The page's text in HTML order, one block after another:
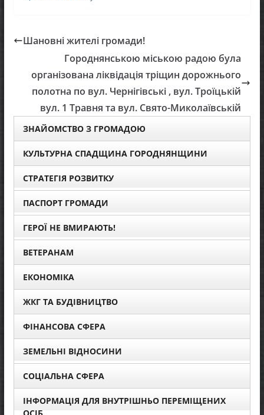
Шановні жителі громади!
Городнянською міською радою була
організована ліквідація тріщин дорожнього
полотна по вул. Чернігівські , вул. Троїцькій
вул. 1 Травня та вул. Свято-Миколаївській
ЗНАЙОМСТВО З ГРОМАДОЮ
КУЛЬТУРНА СПАДЩИНА ГОРОДНЯНЩИНИ
СТРАТЕГІЯ РОЗВИТКУ
ПАСПОРТ ГРОМАДИ
ГЕРОЇ НЕ ВМИРАЮТЬ!
ВЕТЕРАНАМ
ЕКОНОМІКА
ЖКГ ТА БУДІВНИЦТВО
ФІНАНСОВА СФЕРА
ЗЕМЕЛЬНІ ВІДНОСИНИ
СОЦІАЛЬНА СФЕРА
ІНФОРМАЦІЯ ДЛЯ ВНУТРІШНЬО ПЕРЕМІЩЕНИХ